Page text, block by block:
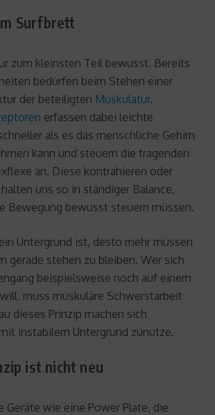
Surfbrett
zum kleinsten Teil bewusst. Bereits
bedürfen beim Stehen einer
der beteiligten Muskulatur.
erfassen dabei leichte
als es das menschliche Gehirn
kann und steuern die tragenden
an. Diese kontrahieren oder
uns so in ständiger Balance,
Bewegung bewusst steuern müssen.
Untergrund ist, desto mehr müssen
gerade stehen zu bleiben. Wer sich
beispielsweise noch auf einem
muss muskuläre Schwerstarbeit
dieses Prinzip machen sich
instabilem Untergrund zunutze.
ist nicht neu
Geräte wie eine Power Plate, die